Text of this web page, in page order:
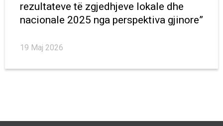
rezultateve të zgjedhjeve lokale dhe
nacionale 2025 nga perspektiva gjinore”
19 Maj 2026